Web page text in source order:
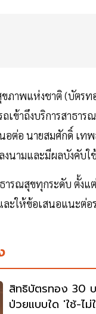
าพแห่งชาติ (บัตรท
ข้าถึงบริการสาธา
ต่อ นายสมศักดิ์ เท
นามและมีผลบังคับ
รณสุขทุกระดับ ตั้ง
ะให้ข้อเสนอแนะต่
สิทธิบัตรทอง 30
ป่วยแบบใด 'ใช้-ไ